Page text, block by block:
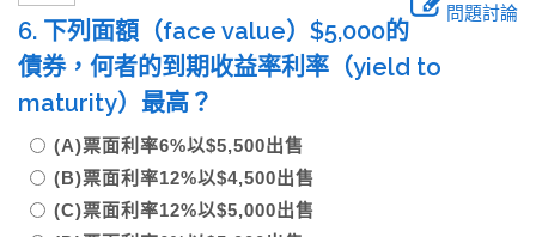
問題討論
6. 下列面額（face value）$5,000的
債券，何者的到期收益率利率（yield to
maturity）最高？
(A)票面利率6%以$5,500出售
(B)票面利率12%以$4,500出售
(C)票面利率12%以$5,000出售